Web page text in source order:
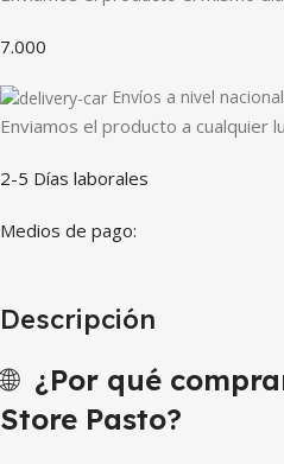
7.000
Envíos a nivel nacional
Enviamos el producto a cualquier
2-5 Días laborales
Medios de pago:
Descripción
🌐 ¿Por qué
Store Pasto?